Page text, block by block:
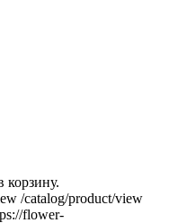
корзину.
/catalog/product/view
flower-